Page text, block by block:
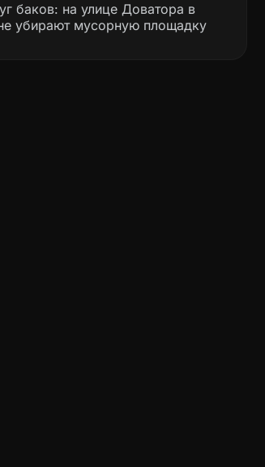
баков: на улице Доватора в
убирают мусорную площадку